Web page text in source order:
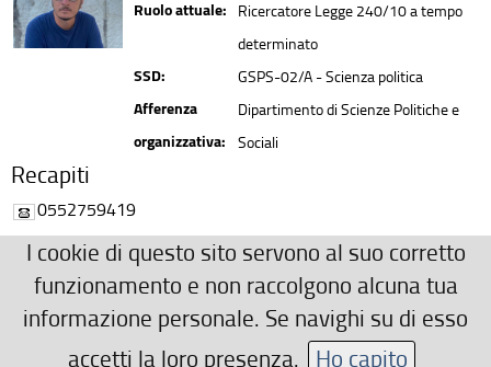
Ruolo attuale: Ricercatore Legge 240/10 a tempo
determinato
SSD: GSPS-02/A - Scienza politica
Afferenza
organizzativa:
Dipartimento di Scienze Politiche e
Sociali
Recapiti
0552759419
andrea.terlizzi(AT)unifi.it
Ulteriori Recapiti
Building D5, Second floor, Room 240
andrea.terlizzi(AT)unifi.it
I cookie di questo sito servono al suo corretto
funzionamento e non raccolgono alcuna tua
informazione personale. Se navighi su di esso
accetti la loro presenza. Ho capito